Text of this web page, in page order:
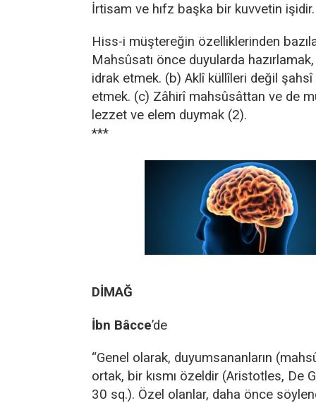
İrtisam ve hıfz başka bir kuvvetin işidir.
Hiss-i müştereğin özelliklerinden
Mahsûsatı önce duyularda
idrak etmek. (b) Aklî küllîleri değil şahsî
etmek. (c) Zâhirî mahsûsâttan ve de
lezzet ve elem duymak (2).
***
DİMAĞ
İbn Bâcce’de
“Genel olarak, duyumsananların
ortak, bir kısmı özeldir (Aristotles, De
30 sq.). Özel olanlar, daha önce